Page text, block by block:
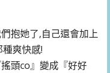
抱她了,自己還會加上
爽快感!
頭co』變成『好好